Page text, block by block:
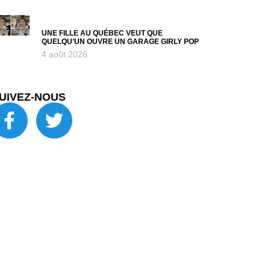
UNE FILLE AU QUÉBEC VEUT QUE
QUELQU’UN OUVRE UN GARAGE GIRLY POP
4 août 2026
NOUS